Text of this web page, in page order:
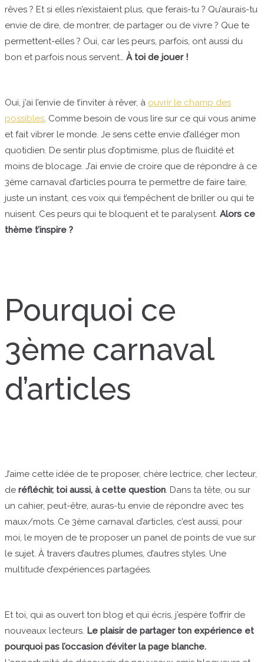
rêves ? Et si elles n’existaient plus, que ferais-tu ? Qu’aurais-tu
envie de dire, de montrer, de partager ou de vivre ? Que te
permettent-elles ? Oui, car les peurs, parfois, ont aussi du
bon et parfois nous servent… À toi de jouer !
Oui, j’ai l’envie de t’inviter à rêver, à ouvrir le champ des
possibles. Comme besoin de vous lire sur ce qui vous anime
et fait vibrer le monde. Je sens cette envie d’alléger mon
quotidien. De sentir plus d’optimisme, plus de fluidité et
moins de blocage. J’ai envie de croire que de répondre à ce
3ème carnaval d’articles pourra te permettre de faire taire,
juste un instant, ces voix qui t’empêchent de briller ou qui te
nuisent. Ces peurs qui te bloquent et te paralysent. Alors ce
thème t’inspire ?
Pourquoi ce
3ème carnaval
d’articles
J’aime cette idée de te proposer, chère lectrice, cher lecteur,
de réfléchir, toi aussi, à cette question. Dans ta tête, ou sur
un cahier, peut-être, auras-tu envie de répondre avec tes
maux/mots. Ce 3ème carnaval d’articles, c’est aussi, pour
moi, le moyen de te proposer un panel de points de vue sur
le sujet. À travers d’autres plumes, d’autres styles. Une
multitude d’expériences partagées.
Et toi, qui as ouvert ton blog et qui écris, j’espère t’offrir de
nouveaux lecteurs. Le plaisir de partager ton expérience et
pourquoi pas l’occasion d’éviter la page blanche.